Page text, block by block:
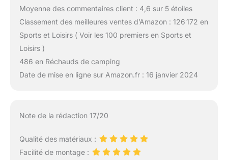
Moyenne des commentaires client : 4,6 sur 5 étoiles
Classement des meilleures ventes d’Amazon : 126 172 en
Sports et Loisirs ( Voir les 100 premiers en Sports et
Loisirs )
486 en Réchauds de camping
Date de mise en ligne sur Amazon.fr : 16 janvier 2024
Note de la rédaction 17/20
Qualité des matériaux :
Facilité de montage :